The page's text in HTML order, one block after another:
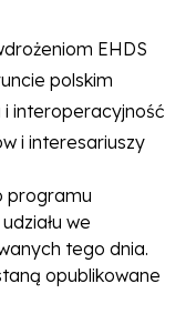
EHDS
polskim
i interoperacyjność
i interesariuszy
programu
we
tego dnia.
opublikowane